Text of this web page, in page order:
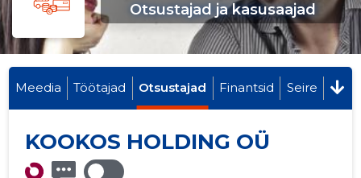
Otsustajad ja kasusaajad
Meedia Töötajad Otsustajad Finantsid Seire
KOOKOS HOLDING OÜ